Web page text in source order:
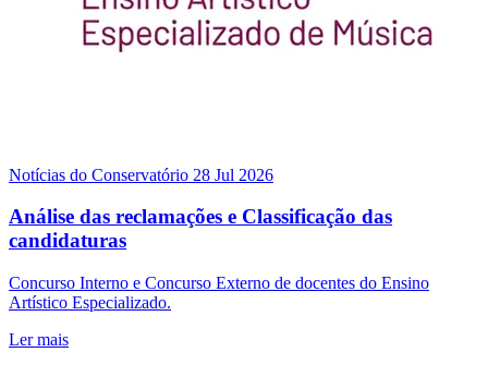
Notícias do Conservatório 28 Jul 2026
Análise das reclamações e Classificação das
candidaturas
Concurso Interno e Concurso Externo de docentes do Ensino
Artístico Especializado.
Ler mais